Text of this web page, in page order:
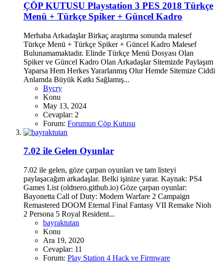
ÇÖP KUTUSU Playstation 3 PES 2018 Türkçe
Menü + Türkçe Spiker + Güncel Kadro
Merhaba Arkadaşlar Birkaç araştırma sonunda malesef
Türkçe Menü + Türkçe Spiker + Güncel Kadro Malesef
Bulunamamaktadır. Elinde Türkçe Menü Dosyası Olan
Spiker ve Güncel Kadro Olan Arkadaşlar Sitemizde Paylaşım
Yaparsa Hem Herkes Yararlanmış Olur Hemde Sitemize Ciddi
Anlamda Büyük Katkı Sağlamış...
Bycry
Konu
May 13, 2024
Cevaplar: 2
Forum: Forumun Çöp Kutusu
7.02 ile Gelen Oyunlar
7.02 ile gelen, göze çarpan oyunları ve tam listeyi
paylaşacağım arkadaşlar. Belki işinize yarar. Kaynak: PS4
Games List (oldnero.github.io) Göze çarpan oyunlar:
Bayonetta Call of Duty: Modern Warfare 2 Campaign
Remastered DOOM Eternal Final Fantasy VII Remake Nioh
2 Persona 5 Royal Resident...
bayraktutan
Konu
Ara 19, 2020
Cevaplar: 11
Forum: Play Station 4 Hack ve Firmware